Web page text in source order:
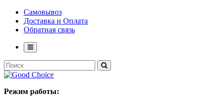
Самовывоз
Доставка и Оплата
Обратная связь
Режим работы: